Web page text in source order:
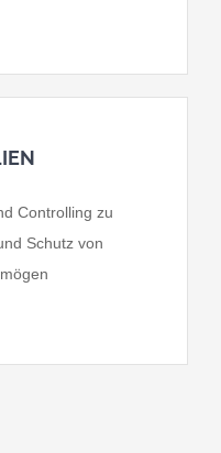
Controlling zu
Schutz von